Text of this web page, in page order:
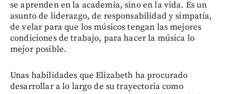
se aprenden en la academia, sino en la vida. Es un
asunto de liderazgo, de responsabilidad y simpatía,
de velar para que los músicos tengan las mejores
condiciones de trabajo, para hacer la música lo
mejor posible.
Unas habilidades que Elizabeth ha procurado
desarrollar a lo largo de su trayectoria como